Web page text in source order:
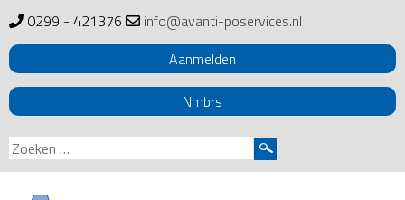
0299 - 421376
info@avanti-poservices.nl
Aanmelden
Nmbrs
Zoeken
naar: